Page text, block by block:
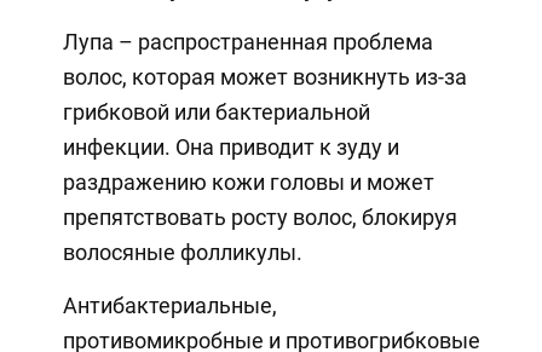
Лупа – распространенная проблема
волос, которая может возникнуть из-за
грибковой или бактериальной
инфекции. Она приводит к зуду и
раздражению кожи головы и может
препятствовать росту волос, блокируя
волосяные фолликулы.
Антибактериальные,
противомикробные и противогрибковые